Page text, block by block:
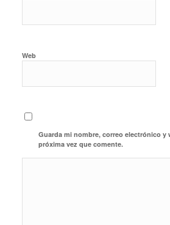
Web
Guarda mi nombre, correo electrónico y
próxima vez que comente.